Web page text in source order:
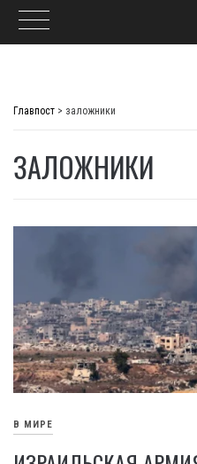
Главпост > заложники
ЗАЛОЖНИКИ
В МИРЕ